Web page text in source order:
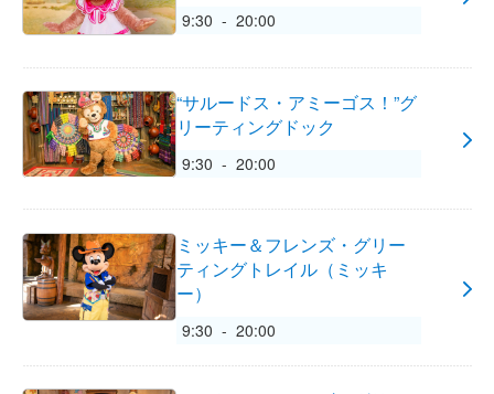
9:30 - 20:00
“サルードス・アミーゴス！”グ
リーティングドック
9:30 - 20:00
ミッキー＆フレンズ・グリー
ティングトレイル（ミッキ
ー）
9:30 - 20:00